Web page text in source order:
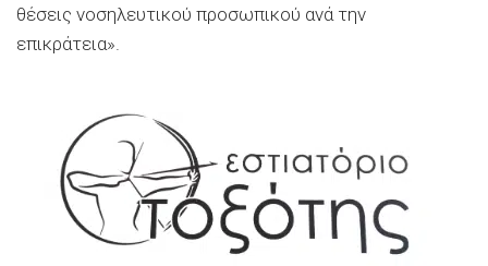
θέσεις νοσηλευτικού προσωπικού ανά την
επικράτεια».